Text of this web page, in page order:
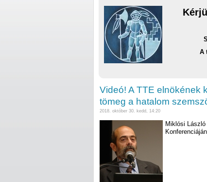
A
Videó! A TTE elnökének
tömeg a hatalom
2018. október 30. kedd, 14:20
Miklósi
Konferenciáján.